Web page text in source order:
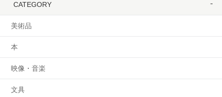
CATEGORY
美術品
本
映像・音楽
文具